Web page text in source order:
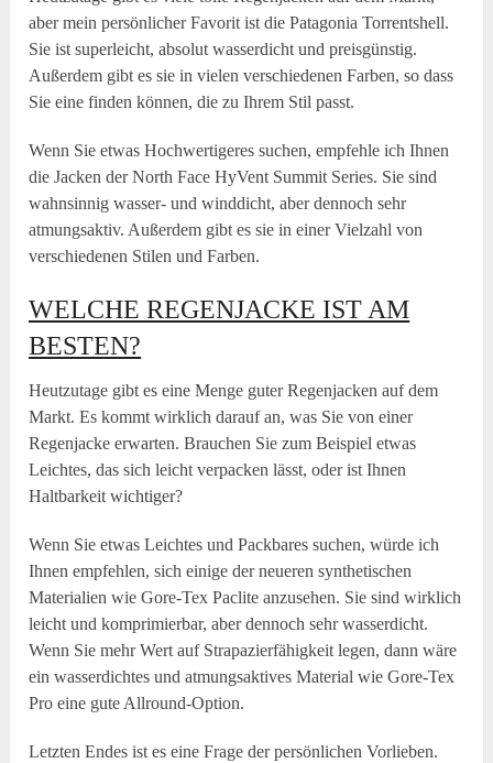
aber mein persönlicher Favorit ist die Patagonia Torrentshell.
Sie ist superleicht, absolut wasserdicht und preisgünstig.
Außerdem gibt es sie in vielen verschiedenen Farben, so dass
Sie eine finden können, die zu Ihrem Stil passt.
Wenn Sie etwas Hochwertigeres suchen, empfehle ich Ihnen
die Jacken der North Face HyVent Summit Series. Sie sind
wahnsinnig wasser- und winddicht, aber dennoch sehr
atmungsaktiv. Außerdem gibt es sie in einer Vielzahl von
verschiedenen Stilen und Farben.
WELCHE REGENJACKE IST AM
BESTEN?
Heutzutage gibt es eine Menge guter Regenjacken auf dem
Markt. Es kommt wirklich darauf an, was Sie von einer
Regenjacke erwarten. Brauchen Sie zum Beispiel etwas
Leichtes, das sich leicht verpacken lässt, oder ist Ihnen
Haltbarkeit wichtiger?
Wenn Sie etwas Leichtes und Packbares suchen, würde ich
Ihnen empfehlen, sich einige der neueren synthetischen
Materialien wie Gore-Tex Paclite anzusehen. Sie sind wirklich
leicht und komprimierbar, aber dennoch sehr wasserdicht.
Wenn Sie mehr Wert auf Strapazierfähigkeit legen, dann wäre
ein wasserdichtes und atmungsaktives Material wie Gore-Tex
Pro eine gute Allround-Option.
Letzten Endes ist es eine Frage der persönlichen Vorlieben.